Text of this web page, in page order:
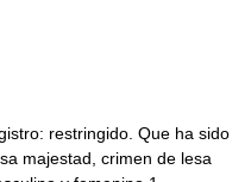
restringido. Que ha sido
majestad, crimen de lesa